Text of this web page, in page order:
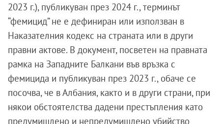
2023 г.), публикуван през 2024 г., терминът
“фемицид” не е дефиниран или използван в
Наказателния кодекс на страната или в други
правни актове. В документ, посветен на правната
рамка на Западните Балкани във връзка с
фемицида и публикуван през 2023 г., обаче се
посочва, че в Албания, както и в други страни, при
някои обстоятелства дадени престъпления като
предумишлено и непредумишлено убийство